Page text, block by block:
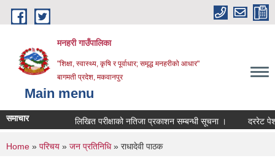
Skip to main content
मनहरी गाउँपालिका
"शिक्षा, स्वास्थ्य, कृषि र पूर्वाधार; समृद्ध मनहरीको आधार"
बागमती प्रदेश, मकवानपुर
Main menu
समाचार लिखित परीक्षाको नतिजा प्रकाशन सम्बन्धी सूचना । दररेट पेश
You are here
Home » परिचय » जन प्रतिनिधि» राधादेवी पाठक